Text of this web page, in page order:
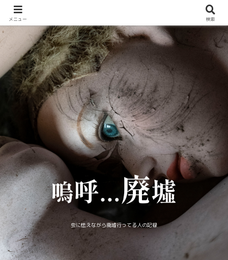
虫に怯えながら廃墟行ってる人の記録
メニュー 検索